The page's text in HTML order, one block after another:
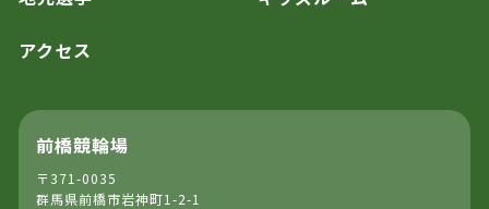
アクセス
前橋競輪場
〒371-0035
群馬県前橋市岩神町1-2-1